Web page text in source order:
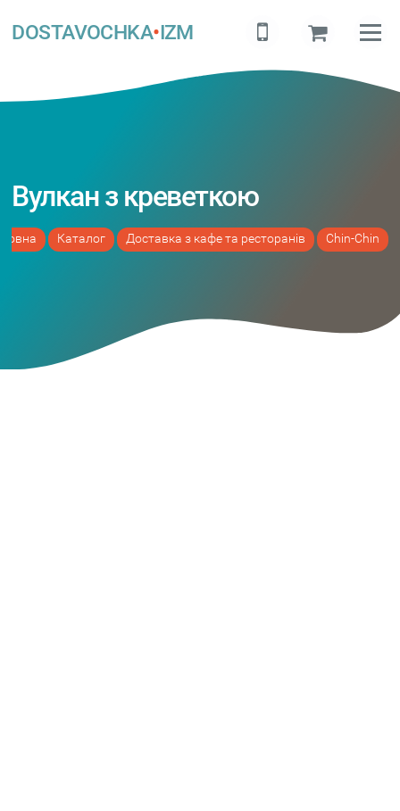
DOSTAVOCHKA•IZM
Вулкан з креветкою
Каталог Доставка з кафе та ресторанів Chin-Chin